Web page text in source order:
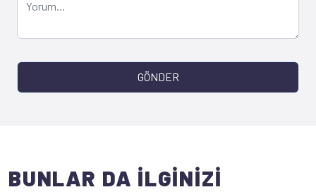
GÖNDER
BUNLAR DA İLGİNİZİ